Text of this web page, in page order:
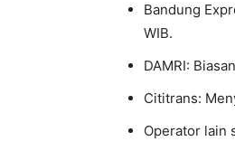
Bandung
WIB.
DAMRI:
Cititrans:
Operator lain